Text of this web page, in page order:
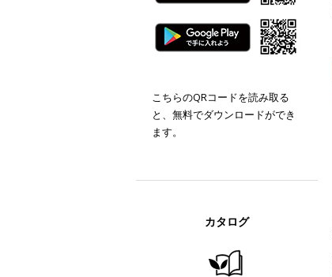
こちらのQRコードを読み取る
と、無料でダウンロードができ
ます。
カタログ